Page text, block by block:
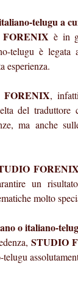
telugu a
è in
telugu è
esperienza.
FORENIX,
del
ma anche
FORENIX
un
molto
o italiano-
STUDIO